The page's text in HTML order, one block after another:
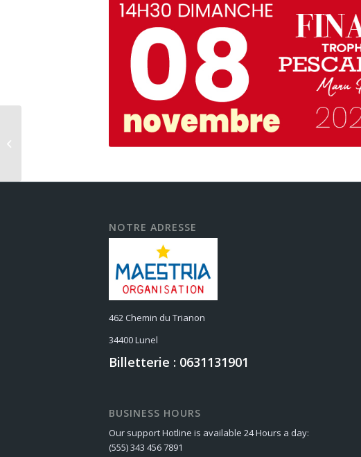
NOTRE ADRESSE
462 Chemin du Trianon
34400 Lunel
Billetterie : 0631131901
BUSINESS HOURS
Our support Hotline is available 24 Hours a day:
(555) 343 456 7891